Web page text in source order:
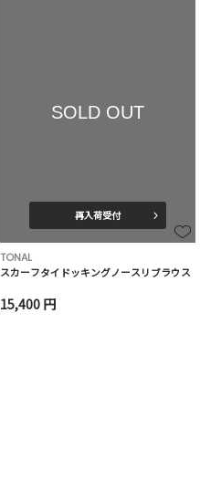
SOLD OUT
再入荷受付
TONAL
スカーフタイドッキングノースリブラウス
15,400 円